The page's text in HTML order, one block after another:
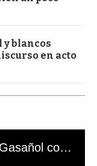
y blancos
en acto
El mal momento de Yanina Gasañol con un hincha argentino en "Subrayado"